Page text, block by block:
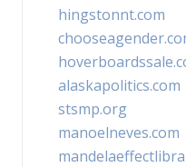
hingstonnt.com
alaskapolitics.com
stsmp.org
manoelneves.com